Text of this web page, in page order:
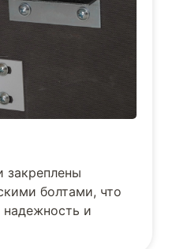
закреплены
болтами, что
надежность и